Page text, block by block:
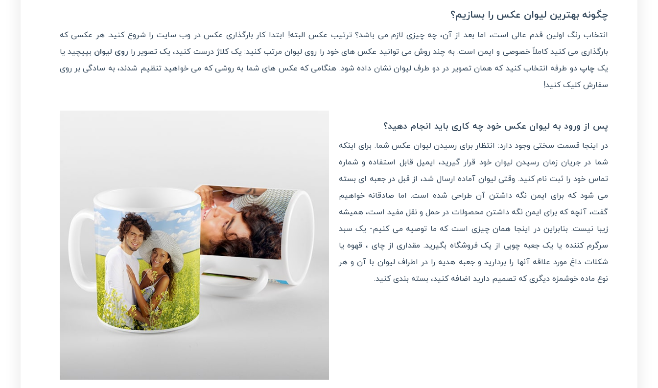
چگونه بهترین لیوان عکس را بسازیم؟
انتخاب رنگ اولین قدم عالی است، اما بعد از آن، چه چیزی لازم می باشد؟ ترتیب عکس البته! ابتدا کار بارگذاری عکس در وب سایت را شروع کنید. هر عکسی که
بارگذاری می کنید کاملاً خصوصی و ایمن است. به چند روش می توانید عکس های خود را روی لیوان مرتب کنید: یک کلاژ درست کنید، یک تصویر را روی لیوان بپیچید یا
یک چاپ دو طرفه انتخاب کنید که همان تصویر در دو طرف لیوان نشان داده شود. هنگامی که عکس های شما به روشی که می خواهید تنظیم شدند، به سادگی بر روی
سفارش کلیک کنید!
پس از ورود به لیوان عکس خود چه کاری باید انجام دهید؟
در اینجا قسمت سختی وجود دارد: انتظار برای رسیدن لیوان عکس شما. برای اینکه
شما در جریان زمان رسیدن لیوان خود قرار گیرید، ایمیل قابل استفاده و شماره
تماس خود را ثبت نام کنید. وقتی لیوان آماده ارسال شد، از قبل در جعبه ای بسته
می شود که برای ایمن نگه داشتن آن طراحی شده است. اما صادقانه خواهیم
گفت، آنچه که برای ایمن نگه داشتن محصولات در حمل و نقل مفید است، همیشه
زیبا نیست. بنابراین در اینجا همان چیزی است که ما توصیه می کنیم- یک سبد
سرگرم کننده یا یک جعبه چوبی از یک فروشگاه بگیرید. مقداری از چای ، قهوه یا
شکلات داغ مورد علاقه آنها را بردارید و جعبه هدیه را در اطراف لیوان با آن و هر
نوع ماده خوشمزه دیگری که تصمیم دارید اضافه کنید، بسته بندی کنید.